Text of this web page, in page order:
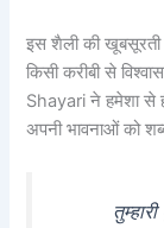
इस शैली की खूबसूरती
किसी करीबी से
Shayari ने हमेशा से
अपनी भावनाओं को